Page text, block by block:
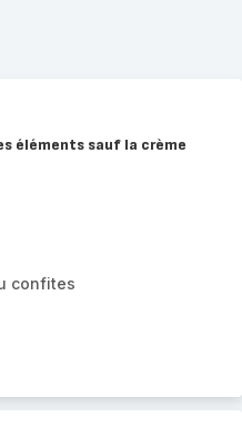
éléments sauf la crème
confites